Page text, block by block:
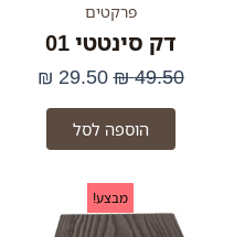
פרקטים
דק סינטטי 01
49.50
₪
29.50
₪
הוספה לסל
מבצע!המחיר
המקורי